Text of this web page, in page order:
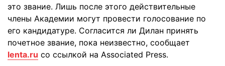
это звание. Лишь после этого действительные
члены Академии могут провести голосование по
его кандидатуре. Согласится ли Дилан принять
почетное звание, пока неизвестно, сообщает
lenta.ru со ссылкой на Associated Press.